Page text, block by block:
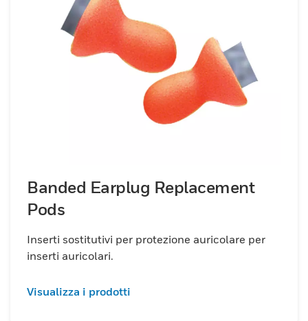
Banded Earplug Replacement
Pods
Inserti sostitutivi per protezione auricolare per
inserti auricolari.
Visualizza i prodotti